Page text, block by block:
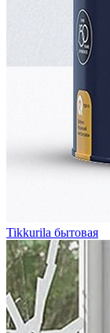
Tikkurila бытовая